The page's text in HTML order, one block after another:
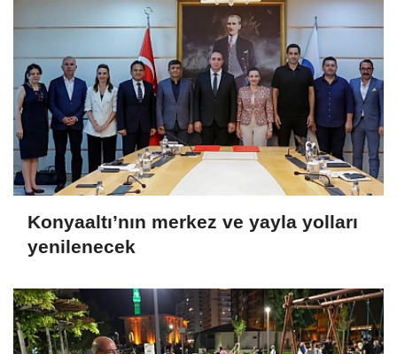
Konyaaltı’nın merkez ve yayla yolları
yenilenecek